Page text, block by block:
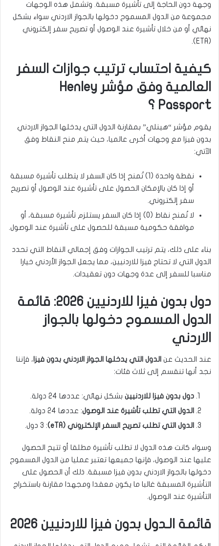
وجهة دون الحاجة إلى تأشيرة مسبقة. وتشمل هذه الوجهات
مجموعة من الدول المسموح دخولها بالجواز الاردني سواء بشكل
نهائي أو من خلال تأشيرة عند الوصول أو تصريح سفر إلكتروني
(ETA).
كيفية احتساب ترتيب جوازات السفر
العالمية وفق مؤشر Henley
Passport ؟
يقوم مؤشر “هينلي” بمقارنة الدول التي يدخلها الجواز الاردني
بدون فيزا مع وجهات أخرى عالميا، حيث يتم منح النقاط وفق
الآتي:
نقطة واحدة (1) تُمنح إذا كان السفر لا يتطلب تأشيرة مسبقة
أو إذا كان بالإمكان الحصول على تأشيرة عند الوصول أو تصريح
سفر إلكتروني.
لا تُمنح نقاط (0) إذا كان السفر يستلزم تأشيرة مسبقة، أو
موافقة حكومية مسبقة للحصول على تأشيرة عند الوصول.
بناء على ذلك، يتم ترتيب الجوازات وفق إجمالي النقاط التي تحدد
الدول التي لا تحتاج فيزا للاردنيين، مما يجعل الجواز الأردني خيارا
مناسبا للسفر إلى عدة وجهات دون تعقيدات.
دول بدون فيزا للاردنيين 2026: قائمة
الدول المسموح دخولها بالجواز
الاردني
عند الحديث عن الدول التي يدخلها الجواز الاردني بدون فيزا ، فإننا
نجد أنها تنقسم إلى ثلاث فئات:
دول بدون فيزا للاردنيين بشكل نهائي: عددها 24 دولة.
الدول التي تطلب تأشيرة عند الوصول: عددها 24 دولة.
الدول التي تطلب تصريح السفر الإلكتروني (eTA)
: 3 دول.
وسواء كانت هذه الدول لا تطلب تأشيرة مطلقا أو تتيح الحصول
عليها عند الوصول، فإنها جميعها تعتبر عمليا من الدول المسموح
دخولها بالجواز الاردني بدون فيزا مسبقة. ذلك أن الحصول على
التأشيرة المسبقة غالبا ما يكون معقدا ومجهدا مقارنة باستخراج
التأشيرة عند الوصول.
قائمة الـدول بدون فيزا للاردنيين 2026